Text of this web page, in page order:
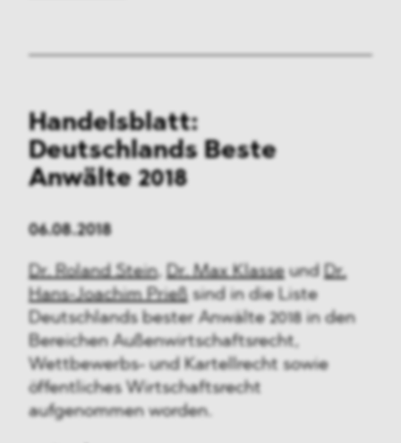
Handelsblatt:
Deutschlands Beste
Anwälte 2018
06.08.2018
Dr. Roland Stein, Dr. Max Klasseund Dr.
Hans-Joachim Prießsind in die Liste
Deutschlands bester Anwälte 2018 in den
Bereichen Außenwirtschaftsrecht,
Wettbewerbs- und Kartellrecht sowie
öffentliches Wirtschaftsrecht
aufgenommen worden.